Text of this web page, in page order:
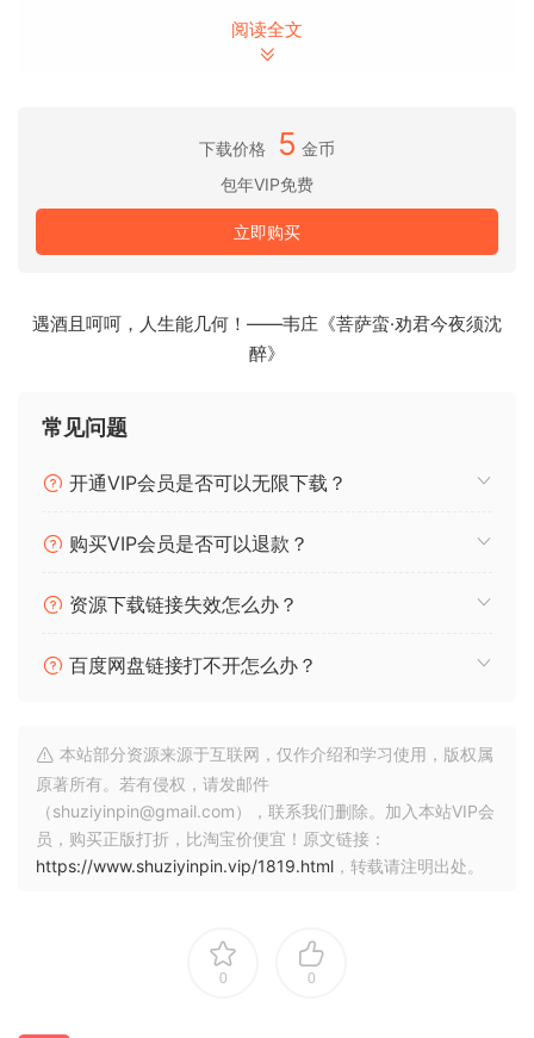
新版本完全重新设计了鼓合成器、混音器等。全新音频引擎
MASCHINE 2 现在允许你无限添加编组和插入效果
也是如此。新的音频引擎现在还支持用于侧链的侧绑定，以及
用于经典躲避效果的侧绑定等…
MASCHINE 是一款革命性的系统，用于创建触觉凹槽，并对公
MASCHINE 与用于创建节拍的软件包一起，可快速、轻松地将
软件的强大功能和灵活性与硬件的触感即时性结合起来。他基
具和录音室效果、堪称典范的鼓合成器和 Kontakt 5 库，是您
快速、专业地创作音乐的完整系统。
旧 MASCHINE 的新活力
版可以为您提供更多功能、音效和原始动力，满足现代音乐制
速追踪你的创意。该软件与各代 MASCHINE 和 MASCHINE
细内容…
MASCHINE 2 的音频引擎为 MASCHINE 的强大功能集添加了
无限组和插入特效。多核支持可确保电脑以超高效的处理方式
并行处理这一切，即使将软件作为 VST 或 AU 插件使用时也是
如此。新的音频引擎现在还支持侧链，可用于经典的躲避效果
等。
MASCHINE 2 树立了软件鼓合成的新基准。你可以用真正无与
阅读全文
下载价格 5 金币
包年VIP免费
立即购买
遇酒且呵呵，人生能几何！——韦庄《菩萨蛮·劝君今夜须沈
醉》
常见问题
开通VIP会员是否可以无限下载？
购买VIP会员是否可以退款？
资源下载链接失效怎么办？
百度网盘链接打不开怎么办？
本站部分资源来源于互联网，仅作介绍和学习使用，版权属
原著所有。若有侵权，请发邮件
（shuziyinpin@gmail.com），联系我们删除。加入本站VIP会
员，购买正版打折，比淘宝价便宜！原文链接：
https://www.shuziyinpin.vip/1819.html ，转载请注明出处。
0 0